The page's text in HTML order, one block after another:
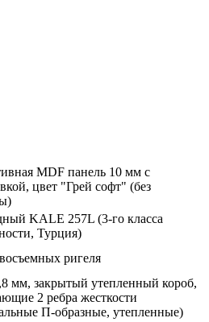
MDF панель 10 мм с
цвет "Грей софт" (без
KALE 257L (3-го класса
Турция)
ригеля
мм, закрытый утепленный короб,
2 ребра жесткости
П-образные, утепленные)